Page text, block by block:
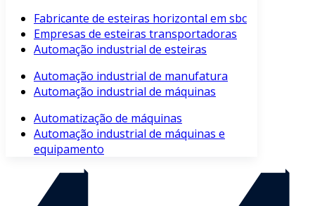
Fabricante de esteiras horizontal em sbc
Empresas de esteiras transportadoras
Automação industrial de esteiras
Automação industrial de manufatura
Automação industrial de máquinas
Automatização de máquinas
Automação industrial de máquinas e
equipamento